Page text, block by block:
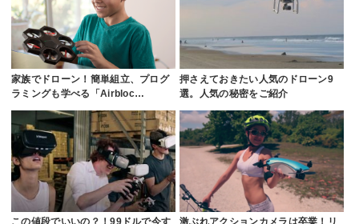
家族でドローン！簡単組立、プログ
ラミングも学べる「Airbloc…
押さえておきたい人気のドローン9
選。人気の秘密をご紹介